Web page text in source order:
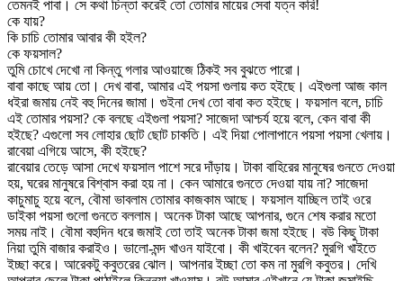
তেমনই পাবা। সে কথা চিন্তা করেই তো তোমার মায়ের সেবা যত্ন করি!
কে যায়?
কি চাচি তোমার আবার কী হইল?
কে ফয়সাল?
তুমি চোখে দেখো না কিন্তু গলার আওয়াজে ঠিকই সব বুঝতে পারো।
বাবা কাছে আয় তো। দেখ বাবা, আমার এই পয়সা গুলায় কত হইছে। এইগুলা আজ কাল
ধইরা জমায় নেই বহু দিনের জামা। গুইনা দেখ তো বাবা কত হইছে। ফয়সাল বলে, চাচি
এই তোমার পয়সা? কে বলছে এইগুলা পয়সা? সাজেদা আশ্চর্য হয়ে বলে, কেন বাবা কী
হইছে? এগুলো সব লোহার ছোট ছোট চাকতি। এই দিয়া পোলাপানে পয়সা পয়সা খেলায়।
রাবেয়া এগিয়ে আসে, কী হইছে?
রাবেয়ার তেড়ে আসা দেখে ফয়সাল পাশে সরে দাঁড়ায়। টাকা বাহিরের মানুষের গুনতে দেওয়া
হয়, ঘরের মানুষরে বিশ্বাস করা হয় না। কেন আমারে গুনতে দেওয়া যায় না? সাজেদা
কাচুমাচু হয়ে বলে, বৌমা ভাবলাম তোমার কাজকাম আছে। ফয়সাল যাচ্ছিল তাই ওরে
ডাইকা পয়সা গুলো গুনতে বললাম। অনেক টাকা আছে আপনার, গুনে শেষ করার মতো
সময় নাই। বৌমা বহুদিন ধরে জমাই তো তাই অনেক টাকা জমা হইছে। বউ কিছু টাকা
নিয়া তুমি বাজার করাইও। ভালো-মন্দ খাওন যাইবো। কী খাইবেন বলেন? মুরগি খাইতে
ইচ্ছা করে। আরেকটু কবুতরের ঝোল। আপনার ইচ্ছা তো কম না মুরগি কবুতর। দেখি